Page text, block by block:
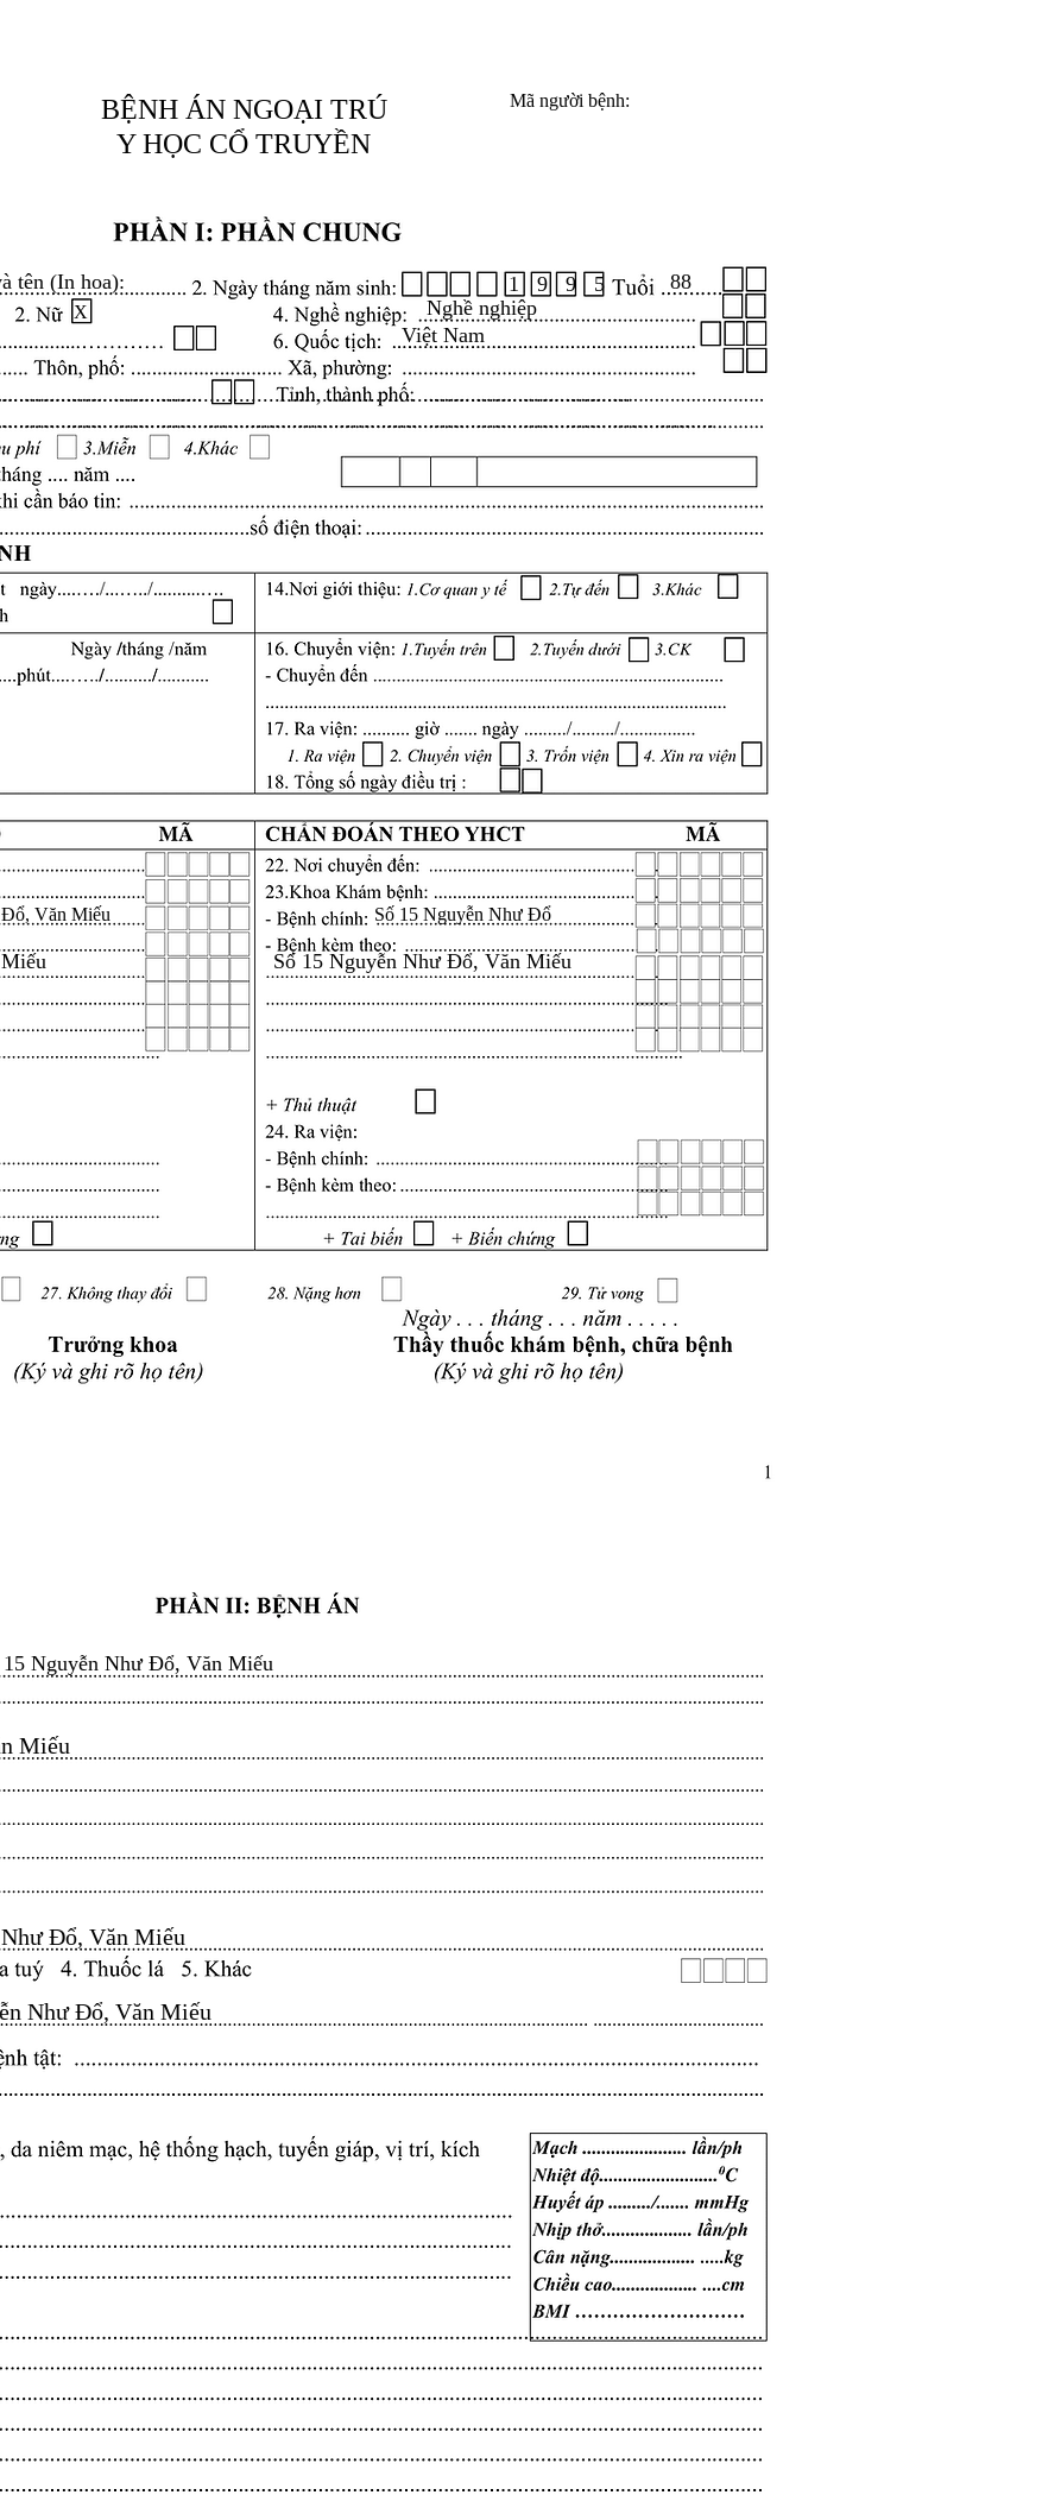
BỆNH ÁN NGOẠI TRÚ
Y HỌC CỔ TRUYỀN
Mã người bệnh:
tên (In hoa): 1 9 9 5 88
X
Nghề nghiệp
Việt Nam
Văn Miếu Số 15 Nguyễn Như Đổ
Số 15 Nguyễn Như Đổ, Văn Miếu
15 Nguyễn Như Đổ, Văn Miếu
Miếu​​​​
Đổ, Văn Miếu​​​​
Như Đổ, Văn Miếu​​​​